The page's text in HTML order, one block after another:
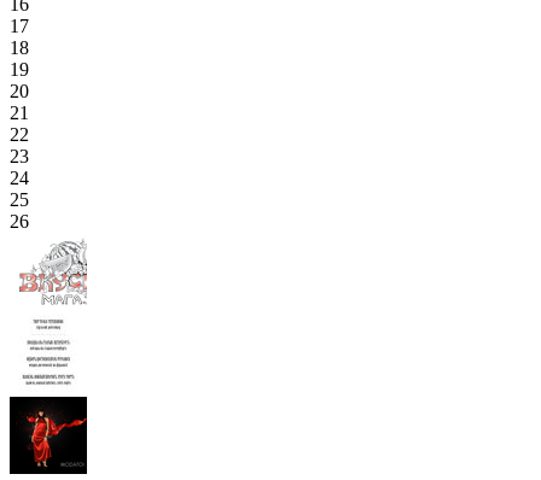
16
17
18
19
20
21
22
23
24
25
26